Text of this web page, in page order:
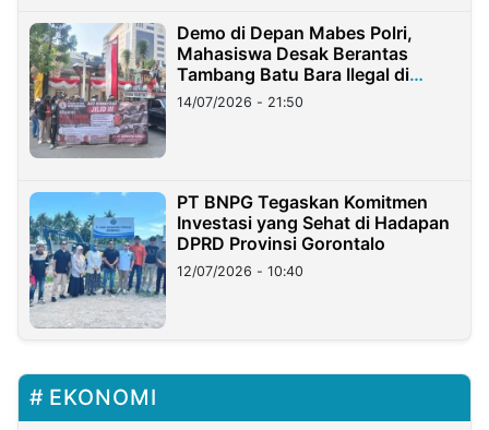
Demo di Depan Mabes Polri,
Mahasiswa Desak Berantas
Tambang Batu Bara Ilegal di
Lampung
14/07/2026 - 21:50
PT BNPG Tegaskan Komitmen
Investasi yang Sehat di Hadapan
DPRD Provinsi Gorontalo
12/07/2026 - 10:40
EKONOMI